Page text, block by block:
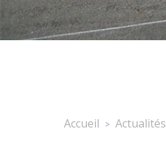
Accueil > Actualités